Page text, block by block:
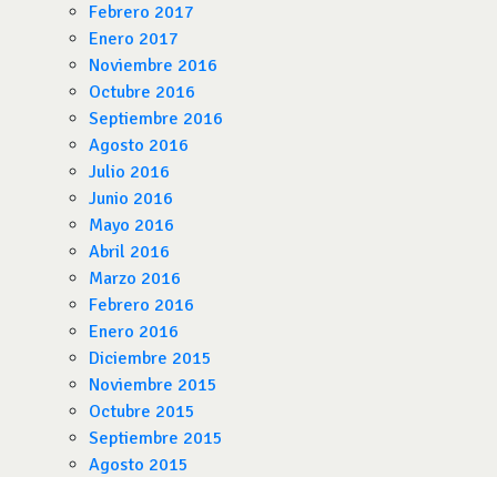
Febrero 2017
Enero 2017
Noviembre 2016
Octubre 2016
Septiembre 2016
Agosto 2016
Julio 2016
Junio 2016
Mayo 2016
Abril 2016
Marzo 2016
Febrero 2016
Enero 2016
Diciembre 2015
Noviembre 2015
Octubre 2015
Septiembre 2015
Agosto 2015